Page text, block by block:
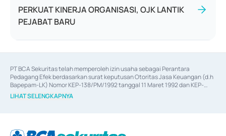
PERKUAT KINERJA ORGANISASI, OJK LANTIK
PEJABAT BARU
PT BCA Sekuritas telah memperoleh izin usaha sebagai Perantara
Pedagang Efek berdasarkan surat keputusan Otoritas Jasa Keuangan (d.h
Bapepam-LK) Nomor KEP-138/PM/1992 tanggal 11 Maret 1992 dan KEP-
06/D.04/2014 tanggal 28 Februari 2014, izin usaha sebagai Penjamin Emisi
Efek berdasarkan surat keputusan Otoritas Jasa Keuangan Nomor KEP-
berdasarkan surat keputusan Otoritas Jasa Keuangan Nomor S-
LIHAT SELENGKAPNYA